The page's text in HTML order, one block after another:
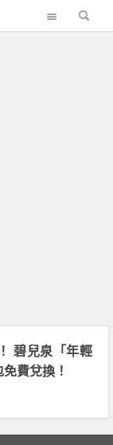
碧兒泉「年輕
費兌換！